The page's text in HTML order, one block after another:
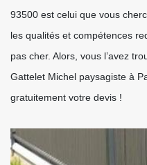
93500 est celui que vous
les qualités et compétences
pas cher. Alors, vous l’avez
Gattelet Michel paysagiste à
gratuitement votre devis !